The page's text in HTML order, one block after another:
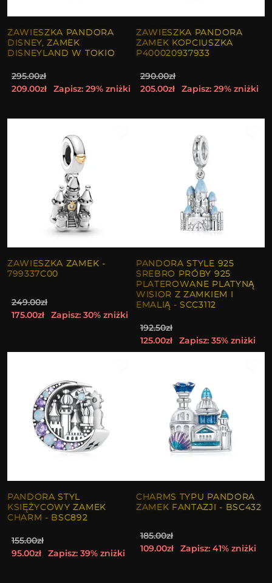
ZAWIESZKA PANDORA
DISNEY, ZAMEK
DISNEYLAND W TOKIO
295.00zł
209.00zł
Zapisz: 29% zniżki
ZAWIESZKA PANDORA
ZAMEK KOPCIUSZKA
P400020937933
290.00zł
205.00zł
Zapisz: 29% zniżki
ZAWIESZKA ZAMEK -
799337C00
249.00zł
175.00zł
Zapisz: 30% zniżki
PANDORA STYLE 925
SREBRO PRÓBY 925
PLATEROWANE PLATYNĄ
WISIOR Z ZAMKIEM I
EMALIĄ - SCC3112
192.50zł
125.00zł
Zapisz: 35% zniżki
PANDORA STYL
KSIĘŻYCOWY ZAMEK
CHARM - BSC892
155.00zł
95.00zł
Zapisz: 39% zniżki
CHARMS TYPU PANDORA
ZAMEK FANTAZJI - BSC432
185.00zł
109.00zł
Zapisz: 41% zniżki